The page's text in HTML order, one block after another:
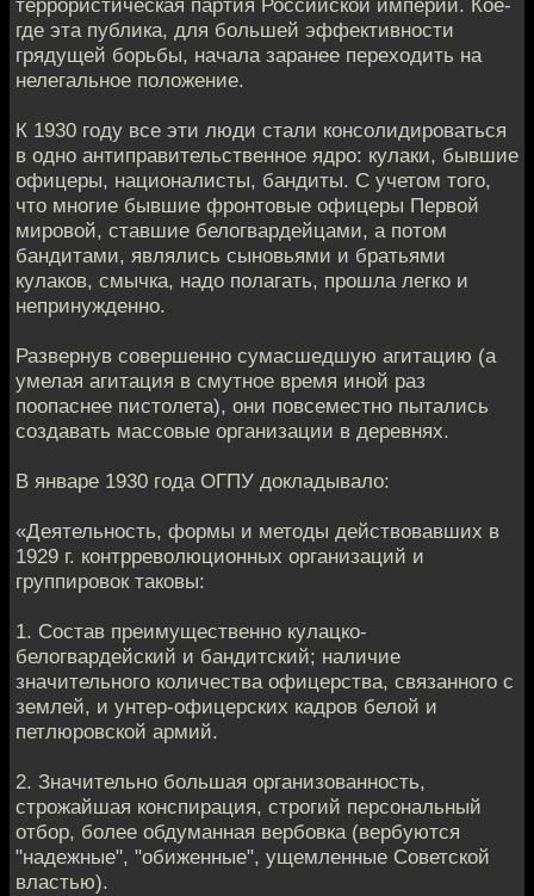
террористическая партия Российской империи. Кое-
где эта публика, для большей эффективности
грядущей борьбы, начала заранее переходить на
нелегальное положение.
К 1930 году все эти люди стали консолидироваться
в одно антиправительственное ядро: кулаки, бывшие
офицеры, националисты, бандиты. С учетом того,
что многие бывшие фронтовые офицеры Первой
мировой, ставшие белогвардейцами, а потом
бандитами, являлись сыновьями и братьями
кулаков, смычка, надо полагать, прошла легко и
непринужденно.
Развернув совершенно сумасшедшую агитацию (а
умелая агитация в смутное время иной раз
поопаснее пистолета), они повсеместно пытались
создавать массовые организации в деревнях.
В январе 1930 года ОГПУ докладывало:
«Деятельность, формы и методы действовавших в
1929 г. контрреволюционных организаций и
группировок таковы:
1. Состав преимущественно кулацко-
белогвардейский и бандитский; наличие
значительного количества офицерства, связанного с
землей, и унтер-офицерских кадров белой и
петлюровской армий.
2. Значительно большая организованность,
строжайшая конспирация, строгий персональный
отбор, более обдуманная вербовка (вербуются
"надежные", "обиженные", ущемленные Советской
властью).